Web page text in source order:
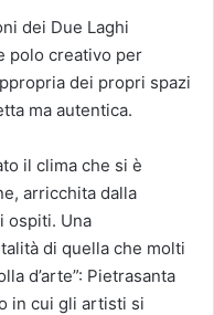
dei Due Laghi
polo creativo per
dei propri spazi
ma autentica.
il clima che si è
arricchita dalla
ospiti. Una
di quella che molti
d’arte”: Pietrasanta
in cui gli artisti si